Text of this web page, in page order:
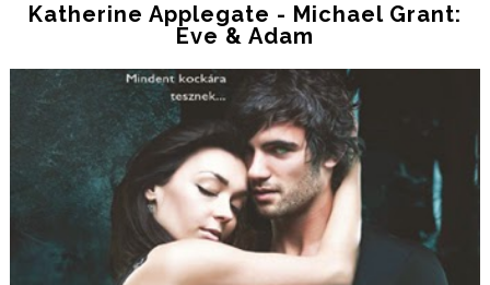
Katherine Applegate - Michael Grant:
Eve & Adam